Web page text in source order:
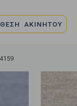
ΑΚΙΝΗΤΟΥ